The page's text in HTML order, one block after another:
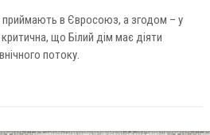
приймають в Євросоюз, а згодом – у
що Білий дім має діяти
потоку.